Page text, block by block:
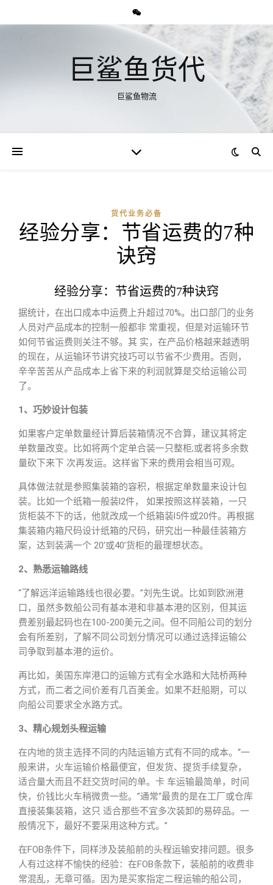
巨鲨鱼货代
巨鲨鱼物流
货代业务必备
经验分享：节省运费的7种
诀窍
经验分享：节省运费的7种诀窍
据统计，在出口成本中运费上升超过70%。出口部门的业务
人员对产品成本的控制一般都非 常重视，但是对运输环节
如何节省运费则关注不够。其 实，在产品价格越来越透明
的现在，从运输环节讲究技巧可以节省不少费用。否则，
辛辛苦苦从产品成本上省下来的利润就算是交给运输公司
了。
1、巧妙设计包装
如果客户定单数量经计算后装箱情况不合算，建议其将定
单数量改变。比如将两个定单合装一只整柜;或者将多余数
量砍下来下 次再发运。这样省下来的费用会相当可观。
具体做法就是参照集装箱的容积，根据定单数量来设计包
装。比如一个纸箱一般装l2件， 如果按照这样装箱，一只
货柜装不下的话，他就改成一个纸箱装l5件或20件。再根据
集装箱内箱尺码设计纸箱的尺码，研究出一种最佳装箱方
案，达到装满一个 20’或40’货柜的最理想状态。
2、熟悉运输路线
“了解远洋运输路线也很必要。”刘先生说。比如到欧洲港
口，虽然多数船公司有基本港和非基本港的区别，但其运
费差别最起码也在100-200美元之间。但不同船公司的划分
会有所差别，了解不同公司划分情况可以通过选择运输公
司争取到基本港的运价。
再比如，美国东岸港口的运输方式有全水路和大陆桥两种
方式，而二者之间价差有几百美金。如果不赶船期，可以
向船公司要求全水路方式。
3、精心规划头程运输
在内地的货主选择不同的内陆运输方式有不同的成本。“一
般来讲，火车运输价格最便宜，但发货、提货手续复杂，
适合量大而且不赶交货时间的单。卡 车运输最简单，时间
快，价钱比火车稍微贵一些。”通常“最贵的是在工厂或仓库
直接装集装箱，这只 适合那些不宜多次装卸的易碎品。一
般情况下，最好不要采用这种方式。”
在FOB条件下，同样涉及装船前的头程运输安排问题。很多
人有过这样不愉快的经验：在FOB条款下，装船前的收费非
常混乱，无章可循。因为是买家指定二程运输的船公司，